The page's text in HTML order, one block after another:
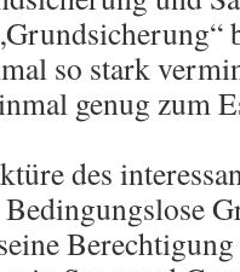
so stark
genug zum
des
Bedingungslose